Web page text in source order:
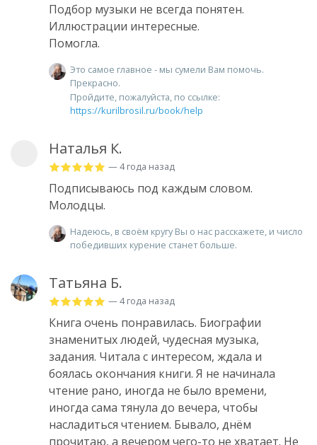
Подбор музыки не всегда понятен.
Иллюстрации интересные.
Помогла.
Это самое главное - мы сумели Вам помочь.
Прекрасно.
Пройдите, пожалуйста, по ссылке:
https://kurilbrosil.ru/book/help
Наталья К.
— 4 года назад
Подписываюсь под каждым словом.
Молодцы.
Надеюсь, в своём кругу Вы о нас расскажете, и число
победивших курение станет больше.
Татьяна Б.
— 4 года назад
Книга очень понравилась. Биографии
знаменитых людей, чудесная музыка,
задания. Читала с интересом, ждала и
боялась окончания книги. Я не начинала
чтение рано, иногда не было времени,
иногда сама тянула до вечера, чтобы
насладиться чтением. Бывало, днём
прочитаю, а вечером чего-то не хватает. Не